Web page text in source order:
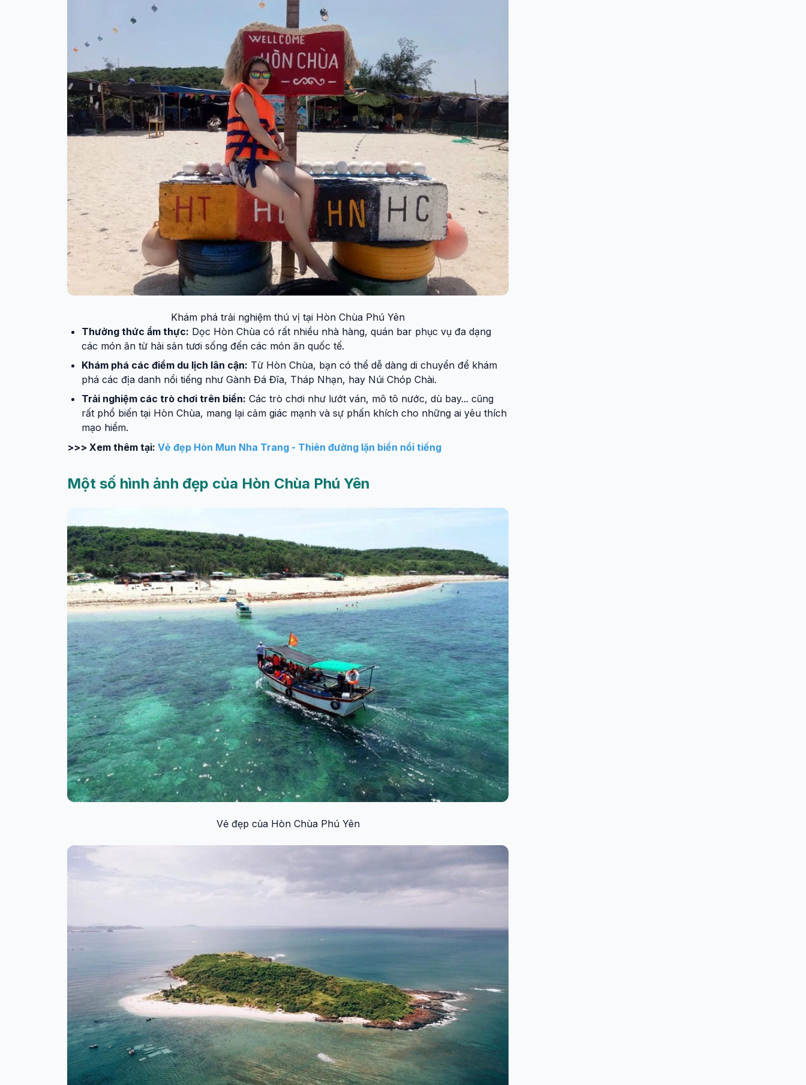
Khám phá trải nghiệm thú vị tại Hòn Chùa Phú Yên
Thưởng thức ẩm thực: Dọc Hòn Chùa có rất nhiều nhà hàng, quán bar phục vụ đa dạng
các món ăn từ hải sản tươi sống đến các món ăn quốc tế.
Khám phá các điểm du lịch lân cận: Từ Hòn Chùa, bạn có thể dễ dàng di chuyển để khám
phá các địa danh nổi tiếng như Gành Đá Đĩa, Tháp Nhạn, hay Núi Chóp Chài.
Trải nghiệm các trò chơi trên biển: Các trò chơi như lướt ván, mô tô nước, dù bay... cũng
rất phổ biến tại Hòn Chùa, mang lại cảm giác mạnh và sự phấn khích cho những ai yêu thích
mạo hiểm.
>>> Xem thêm tại: Vẻ đẹp Hòn Mun Nha Trang - Thiên đường lặn biển nổi tiếng
Một số hình ảnh đẹp của Hòn Chùa Phú Yên
Vẻ đẹp của Hòn Chùa Phú Yên